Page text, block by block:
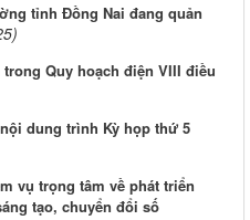
tỉnh Đồng Nai đang quản
Quy hoạch điện VIII điều
dung trình Kỳ họp thứ 5
vụ trọng tâm về phát triển
tạo, chuyển đổi số